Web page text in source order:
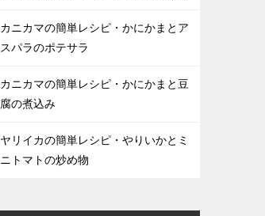
カニカマの簡単レシピ・かにかまとア
スパラのポテサラ
カニカマの簡単レシピ・かにかまと豆
腐の煮込み
ヤリイカの簡単レシピ・やりいかとミ
ニトマトの炒め物